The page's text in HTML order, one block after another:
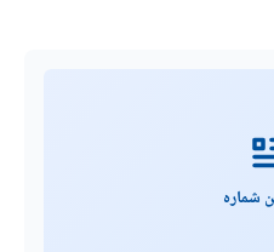
شمارہ